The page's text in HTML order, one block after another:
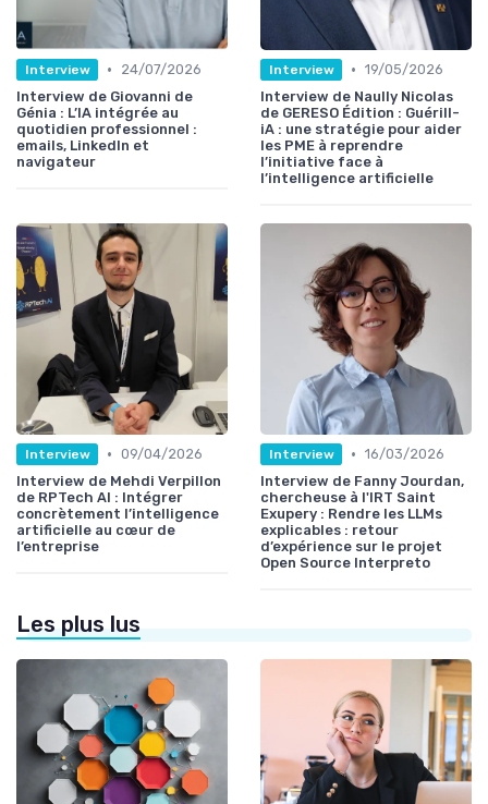
Interview •
24/07/2026
Interview de Giovanni de
Génia : L’IA intégrée au
quotidien professionnel :
emails, LinkedIn et
navigateur
Interview • 19/05/2026
Interview de Naully Nicolas
de GERESO Édition : Guérill-
iA : une stratégie pour aider
les PME à reprendre
l’initiative face à
l’intelligence artificielle
Interview • 09/04/2026
Interview de Mehdi Verpillon
de RPTech AI : Intégrer
concrètement l’intelligence
artificielle au cœur de
l’entreprise
Interview • 16/03/2026
Interview de Fanny Jourdan,
chercheuse à l'IRT Saint
Exupery : Rendre les LLMs
explicables : retour
d’expérience sur le projet
Open Source Interpreto
Les plus lus